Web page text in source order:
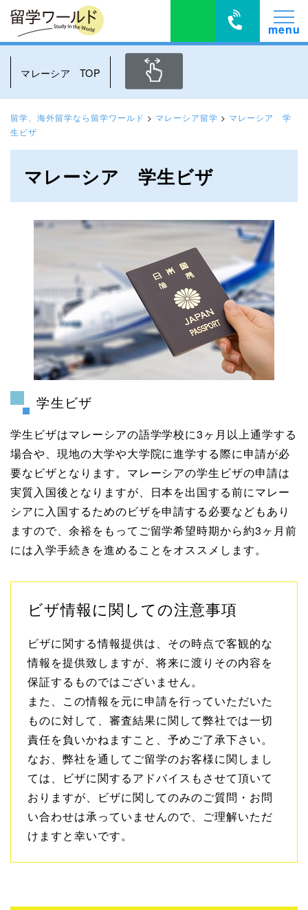
マレーシア TOP
留学、海外留学なら留学ワールド > マレーシア留学 > マレーシア 学
生ビザ
マレーシア 学生ビザ
学生ビザ
学生ビザはマレーシアの語学学校に3ヶ月以上通学する
場合や、現地の大学や大学院に進学する際に申請が必
要なビザとなります。マレーシアの学生ビザの申請は
実質入国後となりますが、日本を出国する前にマレー
シアに入国するためのビザを申請する必要などもあり
ますので、余裕をもってご留学希望時期から約3ヶ月前
には入学手続きを進めることをオススメします。
ビザ情報に関しての注意事項
ビザに関する情報提供は、その時点で客観的な
情報を提供致しますが、将来に渡りその内容を
保証するものではございません。
また、この情報を元に申請を行っていただいた
ものに対して、審査結果に関して弊社では一切
責任を負いかねますこと、予めご了承下さい。
なお、弊社を通してご留学のお客様に関しまし
ては、ビザに関するアドバイスもさせて頂いて
おりますが、ビザに関してのみのご質問・お問
い合わせは承っていませんので、ご理解いただ
けますと幸いです。